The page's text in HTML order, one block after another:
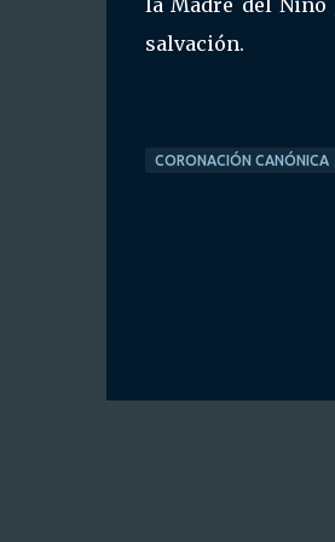
la Madre del Niño
salvación.
CORONACIÓN CANÓNICA